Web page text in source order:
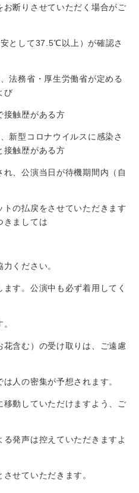
お断りさせていただく場合がご
として37.5℃以上）が確認さ
法務省・厚生労働省が定める
び
接触歴がある方
新型コロナウイルスに感染さ
接触歴がある方
れ、公演当日が待機期間内（自
トの払戻をさせていただきます
きましては
ください。
す。公演中も必ず着用してく
花含む）の受け取りは、ご遠慮
人の密集が予想されます。
移動していただけますよう、ご
る発声は控えていただきますよ
せていただきます。